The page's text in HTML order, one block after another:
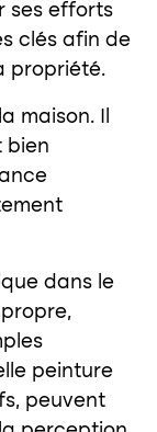
ses efforts
clés afin de
propriété.
maison. Il
bien
dans le
peinture
peuvent